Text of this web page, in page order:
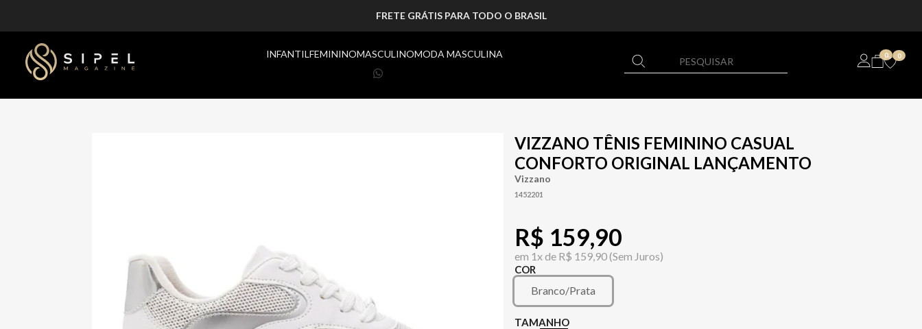
FRETE GRÁTIS PARA TODO O BRASIL
INFANTILFEMININOMASCULINOMODA MASCULINA 0 0
VIZZANO TÊNIS FEMININO CASUAL
CONFORTO ORIGINAL LANÇAMENTO
Vizzano
1452201
R$ 159,90
em 1x de R$ 159,90(Sem Juros)
COR
Branco/Prata
TAMANHO